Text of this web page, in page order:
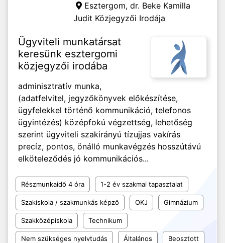
Esztergom, dr. Beke Kamilla
Judit Közjegyzői Irodája
Ügyviteli munkatársat
keresünk esztergomi
közjegyzői irodába
adminisztratív munka,
(adatfelvitel, jegyzőkönyvek előkészítése,
ügyfelekkel történő kommunikáció, telefonos
ügyintézés) középfokú végzettség, lehetőség
szerint ügyviteli szakirányú tízujjas vakírás
precíz, pontos, önálló munkavégzés hosszútávú
elköteleződés jó kommunikációs...
Részmunkaidő 4 óra 1-2 év szakmai tapasztalat
Szakiskola / szakmunkás képző OKJ Gimnázium
Szakközépiskola Technikum
Nem szükséges nyelvtudás Általános Beosztott